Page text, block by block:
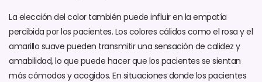
La elección del color también puede influir en la empatía
percibida por los pacientes. Los colores cálidos como el rosa y el
amarillo suave pueden transmitir una sensación de calidez y
amabilidad, lo que puede hacer que los pacientes se sientan
más cómodos y acogidos. En situaciones donde los pacientes